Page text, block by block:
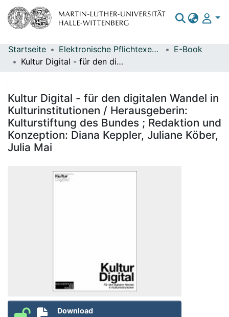
Bereiche & Sammlungen
Statistiken
Startseite Elektronische Pflichtexemplare
E-Book
Kultur Digital - für den digitalen Wandel in Kulturinstitutionen / Herausgeberin: Kulturstiftung des Bundes ; Redaktion und Konzeption: Diana Keppler, Juliane Köber, Julia Mai
Kultur Digital - für den digitalen Wandel in
Kulturinstitutionen / Herausgeberin:
Kulturstiftung des Bundes ; Redaktion und
Konzeption: Diana Keppler, Juliane Köber,
Julia Mai
Download